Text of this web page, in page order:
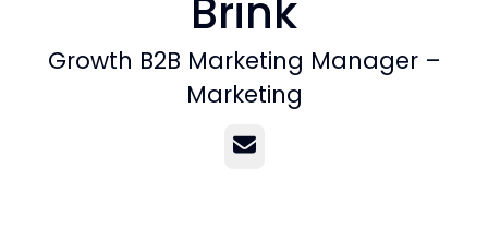
Brink
Growth B2B Marketing Manager –
Marketing
E-mail